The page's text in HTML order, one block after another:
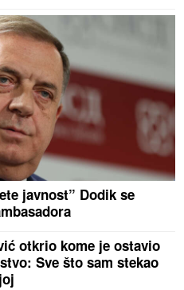
javnost” Dodik se
otkrio kome je ostavio
Sve što sam stekao